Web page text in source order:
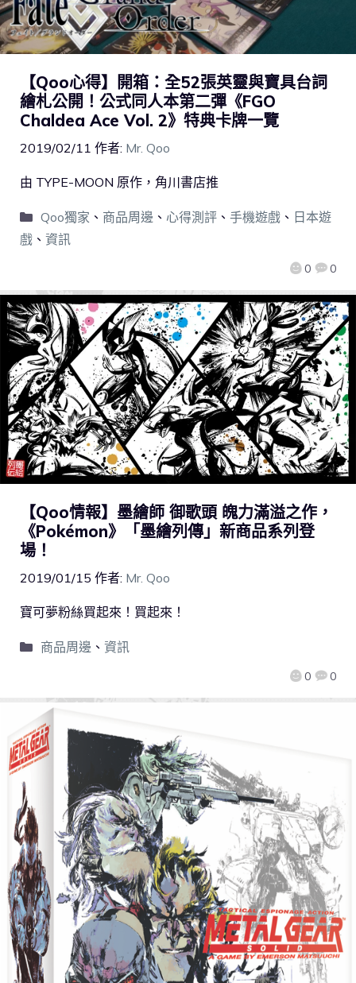
【Qoo心得】開箱：全52張英靈與寶具台詞
繪札公開！公式同人本第二彈《FGO
Chaldea Ace Vol. 2》特典卡牌一覽
2019/02/11 作者: Mr. Qoo
0 0
由 TYPE-MOON 原作，角川書店推
Qoo獨家 、 商品周邊 、 心得測評、 手機遊戲、 日本遊
戲 、 資訊
【Qoo情報】墨繪師 御歌頭 魄力滿溢之作，
《Pokémon》「墨繪列傳」新商品系列登
場！
2019/01/15 作者: Mr. Qoo
0 0
寶可夢粉絲買起來！買起來！
商品周邊 、 資訊